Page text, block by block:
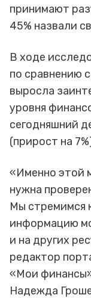
принимают
45% назвали
В ходе
по сравнению
выросла
уровня
сегодняшний
(прирост на
«Именно этой
нужна
Мы стремимся
информацию
и на других
редактор
«Мои
Надежда